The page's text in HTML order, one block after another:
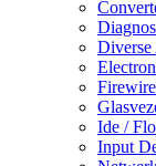
Diverse
Ide /
Input